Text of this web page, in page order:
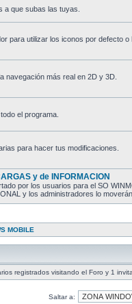
a que subas las tuyas.
para utilizar los iconos por defecto
navegación más real en 2D y 3D.
el programa.
para hacer tus modificaciones.
y de INFORMACION
por los usuarios para el SO
y los administradores lo
MOBILE
registrados visitando el Foro y 1
Saltar a: